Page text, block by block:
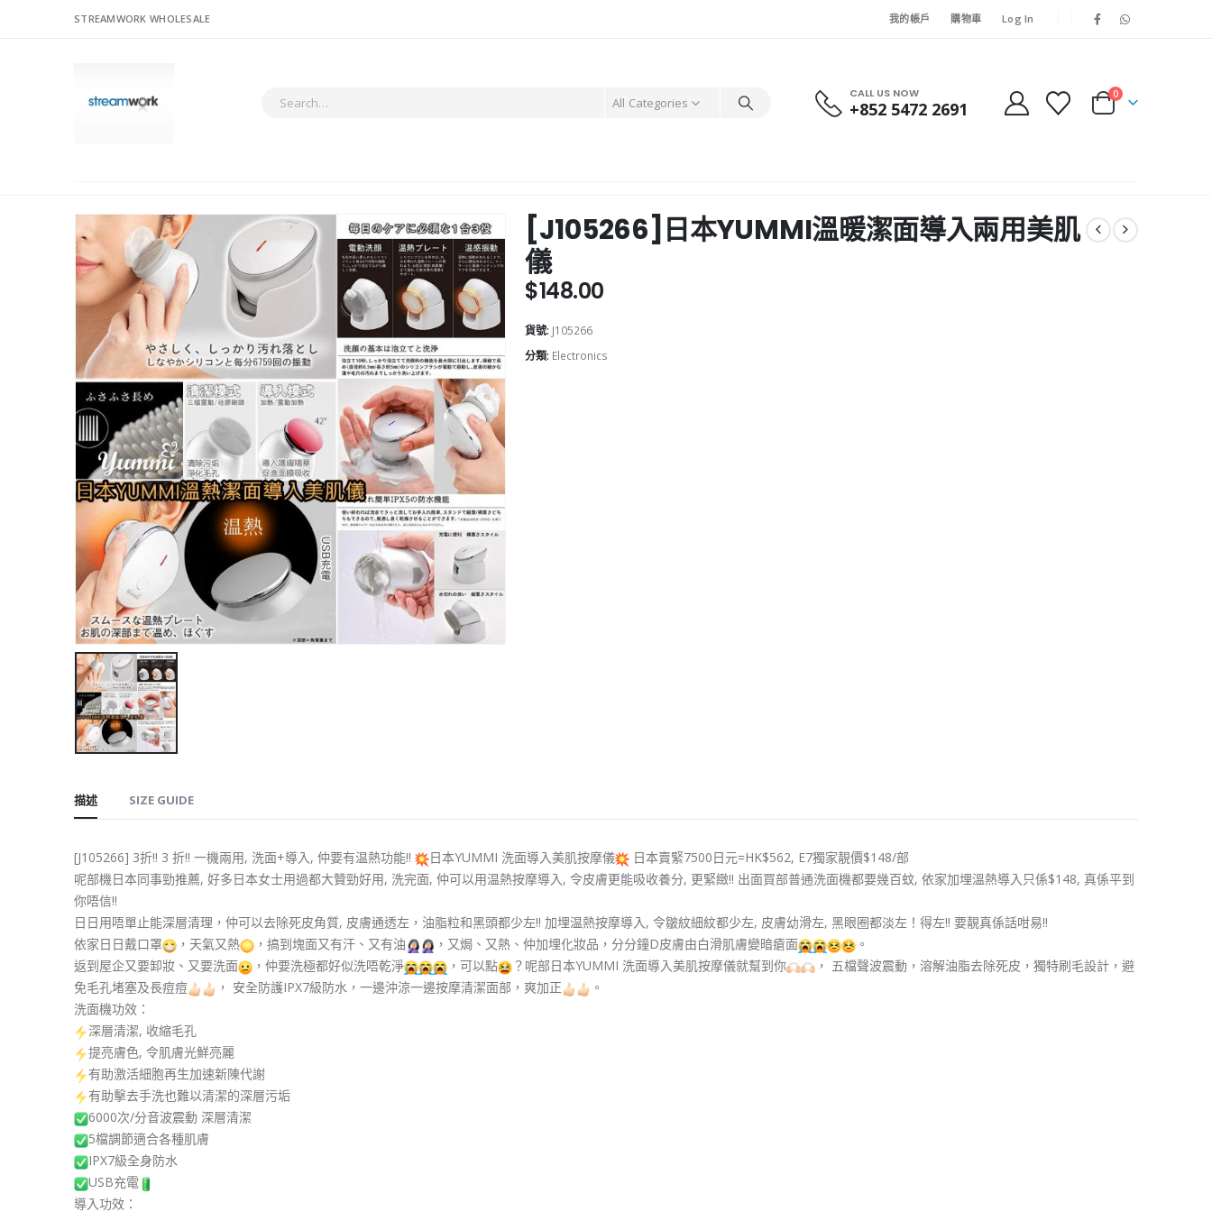
STREAMWORK WHOLESALE 我的帳戶 購物車 Log In
All Categories
CALL US NOW
+852 5472 2691
0
[J105266]日本YUMMI溫暖潔面導入兩用美肌
儀
$148.00
貨號: J105266
分類: Electronics
描述 SIZE GUIDE
[J105266] 3折!! 3 折!! 一機兩用, 洗面+導入, 仲要有温熱功能!! 日本YUMMI 洗面導入美肌按摩儀
日本賣緊7500日元=HK$562, E7獨家靚價$148/部
呢部機日本同事勁推薦, 好多日本女士用過都大贊勁好用, 洗完面, 仲可以用温熱按摩導入, 令皮膚更能吸收養分, 更緊緻!! 出面買部普通洗面機都要幾百蚊, 依家加埋溫熱導入只係$148, 真係平到
你唔信!!
日日用唔單止能深層清理，仲可以去除死皮角質, 皮膚通透左，油脂粒和黑頭都少左!! 加埋温熱按摩導入, 令皺紋細紋都少左, 皮膚幼滑左, 黑眼圈都淡左！得左!! 要靚真係話咁易!!
依家日日戴口罩
，天氣又熱 ，搞到塊面又有汗、又有油 ，又焗、又熱、仲加埋化妝品，分分鐘D皮膚由白滑肌膚變暗瘡面
。
返到屋企又要卸妝、又要洗面
，仲要洗極都好似洗唔乾淨 ，可以點 ？呢部日本YUMMI 洗面導入美肌按摩儀就幫到你
， 五檔聲波震動，溶解油脂去除死皮，獨特刷毛設計，避
免毛孔堵塞及長痘痘
， 安全防護IPX7級防水，一邊沖涼一邊按摩清潔面部，爽加正
。
洗面機功效：
深層清潔, 收縮毛孔
提亮膚色, 令肌膚光鮮亮麗
有助激活細胞再生加速新陳代謝
有助擊去手洗也難以清潔的深層污垢
6000次/分音波震動 深層清潔
5檔調節適合各種肌膚
IPX7級全身防水
USB充電
導入功效：